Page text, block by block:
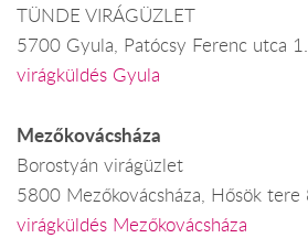
TÜNDE VIRÁGÜZLET
5700 Gyula, Patócsy Ferenc utca 1.
virágküldés Gyula
Mezőkovácsháza
Borostyán virágüzlet
5800 Mezőkovácsháza, Hősök tere
virágküldés Mezőkovácsháza